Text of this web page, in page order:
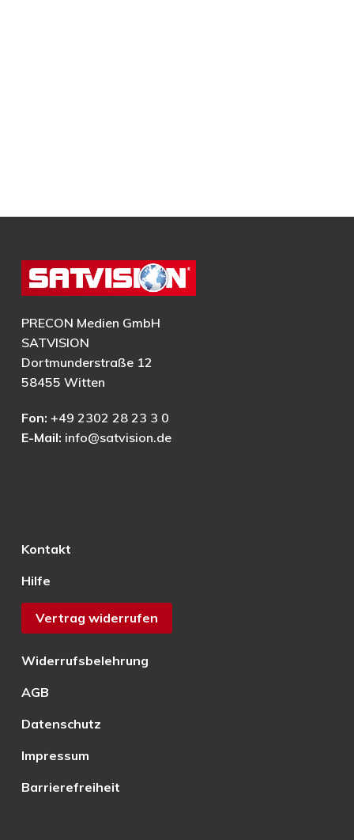
PRECON Medien GmbH
SATVISION
Dortmunderstraße 12
58455 Witten
Fon: +49 2302 28 23 3 0
E-Mail: info@satvision.de
Kontakt
Hilfe
Vertrag widerrufen
Widerrufsbelehrung
AGB
Datenschutz
Impressum
Barrierefreiheit